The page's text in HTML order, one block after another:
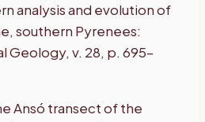
analysis and evolution of
southern Pyrenees:
Geology, v. 28, p. 695–
Ansó transect of the